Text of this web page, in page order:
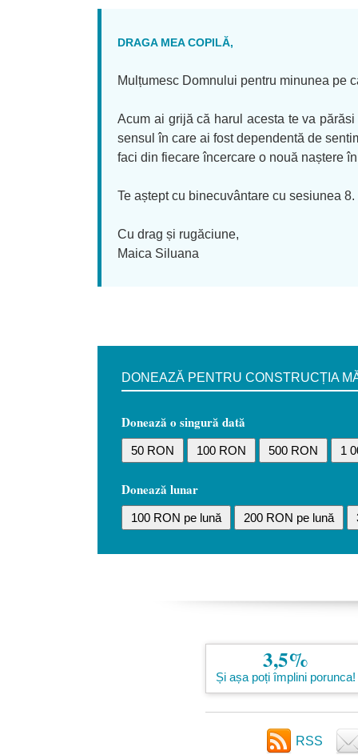
DRAGA MEA COPILĂ,
Mulțumesc Domnului pentru minunea pe
Acum ai grijă că harul acesta te va
sensul în care ai fost dependentă de
faci din fiecare încercare o nouă naștere
Te aștept cu binecuvântare cu sesiunea 8.
Cu drag și rugăciune,
Maica Siluana
DONEAZĂ PENTRU CONSTRUCȚIA
Donează o singură dată
50 RON 100 RON 500 RON 1
Donează lunar
100 RON pe lună 200 RON pe lună
3,5%
Și așa poți împlini porunca!
RSS